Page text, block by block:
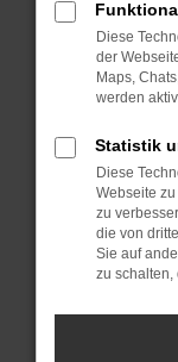
Laden
Manche
können
anderen
Fenster?
Das kann
Probleme
Diese
der
Maps,
werden
Statistik
Diese
Webseite
zu
die von
Sie auf
zu schalten,